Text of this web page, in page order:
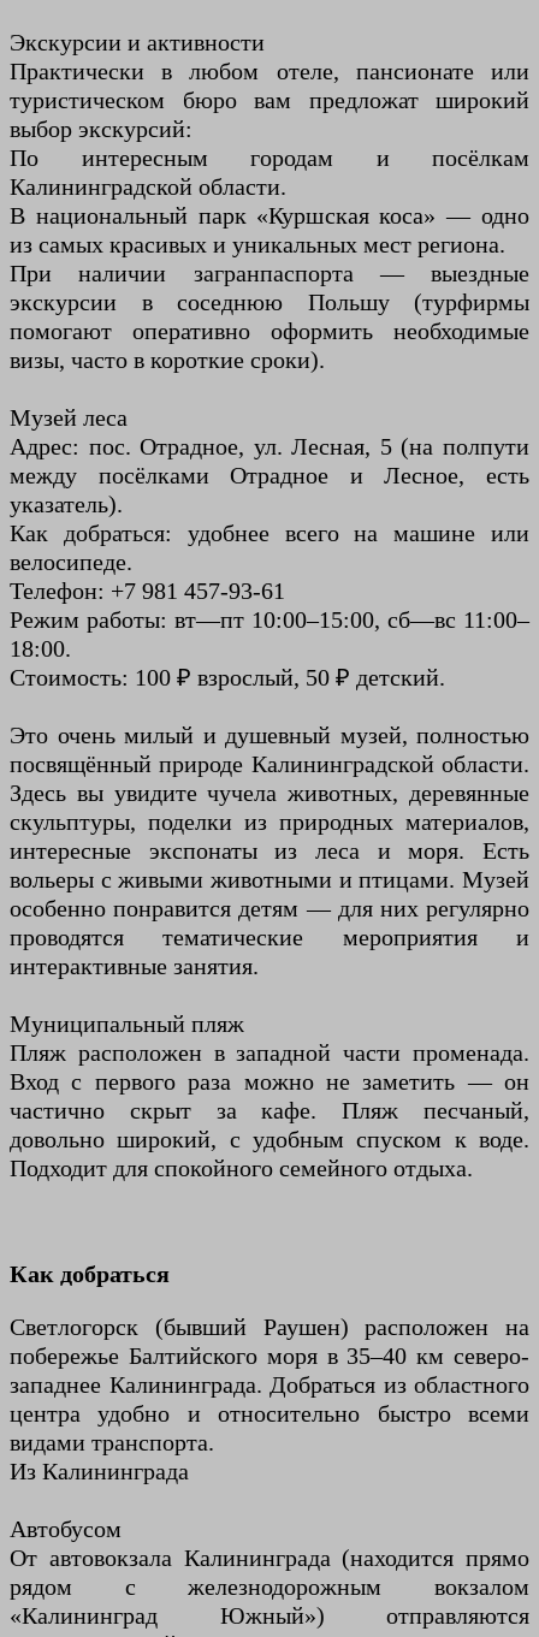
Экскурсии и активности
Практически в любом отеле, пансионате или
туристическом бюро вам предложат широкий
выбор экскурсий:
По интересным городам и посёлкам
Калининградской области.
В национальный парк «Куршская коса» — одно
из самых красивых и уникальных мест региона.
При наличии загранпаспорта — выездные
экскурсии в соседнюю Польшу (турфирмы
помогают оперативно оформить необходимые
визы, часто в короткие сроки).
Музей леса
Адрес: пос. Отрадное, ул. Лесная, 5 (на полпути
между посёлками Отрадное и Лесное, есть
указатель).
Как добраться: удобнее всего на машине или
велосипеде.
Телефон: +7 981 457-93-61
Режим работы: вт—пт 10:00–15:00, сб—вс 11:00–
18:00.
Стоимость: 100 ₽ взрослый, 50 ₽ детский.
Это очень милый и душевный музей, полностью
посвящённый природе Калининградской области.
Здесь вы увидите чучела животных, деревянные
скульптуры, поделки из природных материалов,
интересные экспонаты из леса и моря. Есть
вольеры с живыми животными и птицами. Музей
особенно понравится детям — для них регулярно
проводятся тематические мероприятия и
интерактивные занятия.
Муниципальный пляж
Пляж расположен в западной части променада.
Вход с первого раза можно не заметить — он
частично скрыт за кафе. Пляж песчаный,
довольно широкий, с удобным спуском к воде.
Подходит для спокойного семейного отдыха.
Как добраться
Светлогорск (бывший Раушен) расположен на
побережье Балтийского моря в 35–40 км северо-
западнее Калининграда. Добраться из областного
центра удобно и относительно быстро всеми
видами транспорта.
Из Калининграда
Автобусом
От автовокзала Калининграда (находится прямо
рядом с железнодорожным вокзалом
«Калининград Южный») отправляются